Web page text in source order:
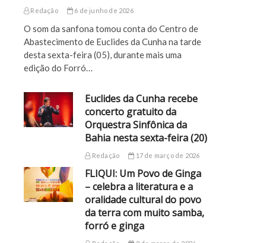
Redação 6 de junho de 2026
O som da sanfona tomou conta do Centro de
Abastecimento de Euclides da Cunha na tarde
desta sexta-feira (05), durante mais uma
edição do Forró…
Euclides da Cunha recebe
concerto gratuito da
Orquestra Sinfônica da
Bahia nesta sexta-feira (20)
Redação 17 de março de 2026
FLIQUI: Um Povo de Ginga
– celebra a literatura e a
oralidade cultural do povo
da terra com muito samba,
forró e ginga